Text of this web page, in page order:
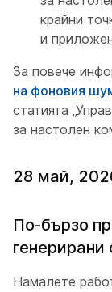
крайни
и
За повече
на фоновия
статията
за настолен
28 май,
По-бързо
генерирани
Намалете